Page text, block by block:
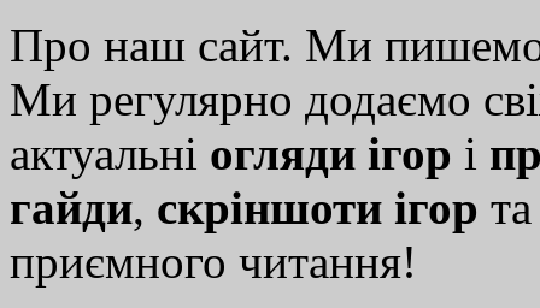
Про наш сайт. Ми
Ми регулярно додаємо
актуальні огляди ігор і
гайди, скріншоти ігор
приємного читання!